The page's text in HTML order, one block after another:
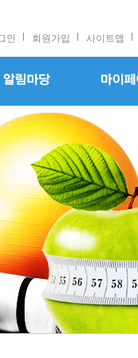
인 회원가입 사이트맵